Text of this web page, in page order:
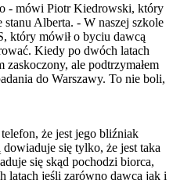
- mówi Piotr Kiedrowski, który
Alberta. - W naszej szkole
który mówił o byciu dawcą
Kiedy po dwóch latach
zaskoczony, ale podtrzymałem
do Warszawy. To nie boli,
że jest jego bliźniak
się tylko, że jest taka
się skąd pochodzi biorca,
latach jeśli zarówno dawca jak i